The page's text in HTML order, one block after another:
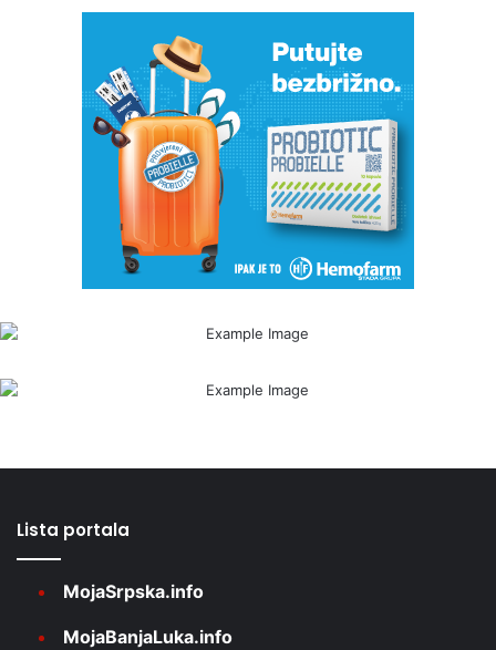
Lista portala
MojaSrpska.info
MojaBanjaLuka.info